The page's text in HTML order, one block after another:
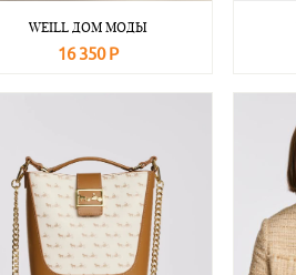
WEILL ДОМ МОДЫ
16 350 Р